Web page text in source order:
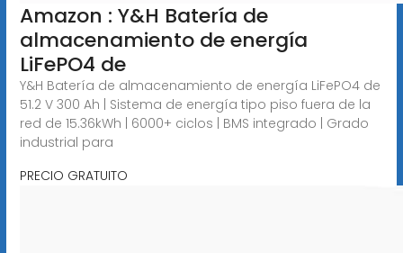
Amazon : Y&H Batería de
almacenamiento de energía
LiFePO4 de
Y&H Batería de almacenamiento de energía LiFePO4 de
51.2 V 300 Ah | Sistema de energía tipo piso fuera de la
red de 15.36kWh | 6000+ ciclos | BMS integrado | Grado
industrial para
PRECIO GRATUITO